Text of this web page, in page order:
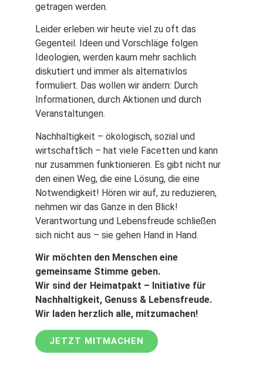
getragen werden.
Leider erleben wir heute viel zu oft das
Gegenteil. Ideen und Vorschläge folgen
Ideologien, werden kaum mehr sachlich
diskutiert und immer als alternativlos
formuliert. Das wollen wir ändern: Durch
Informationen, durch Aktionen und durch
Veranstaltungen.
Nachhaltigkeit – ökologisch, sozial und
wirtschaftlich – hat viele Facetten und kann
nur zusammen funktionieren. Es gibt nicht nur
den einen Weg, die eine Lösung, die eine
Notwendigkeit! Hören wir auf, zu reduzieren,
nehmen wir das Ganze in den Blick!
Verantwortung und Lebensfreude schließen
sich nicht aus – sie gehen Hand in Hand.
Wir möchten den Menschen eine
gemeinsame Stimme geben.
Wir sind der Heimatpakt – Initiative für
Nachhaltigkeit, Genuss & Lebensfreude.
Wir laden herzlich alle, mitzumachen!
JETZT MITMACHEN